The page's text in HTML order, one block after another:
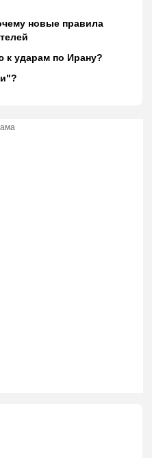
новые правила
к ударам по Ирану?